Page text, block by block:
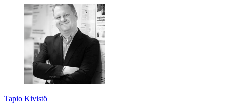
Tapio Kivistö